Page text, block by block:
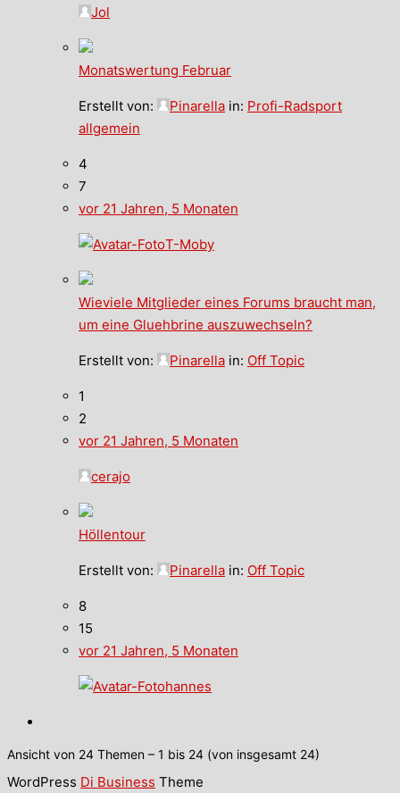
Jol
Monatswertung Februar
Erstellt von: Pinarella in: Profi-Radsport
allgemein
4
7
vor 21 Jahren, 5 Monaten
T-Moby
Wieviele Mitglieder eines Forums braucht man,
um eine Gluehbrine auszuwechseln?
Erstellt von: Pinarella in: Off Topic
1
2
vor 21 Jahren, 5 Monaten
cerajo
Höllentour
Erstellt von: Pinarella in: Off Topic
8
15
vor 21 Jahren, 5 Monaten
hannes
Ansicht von 24 Themen – 1 bis 24 (von insgesamt 24)
WordPress Di Business Theme